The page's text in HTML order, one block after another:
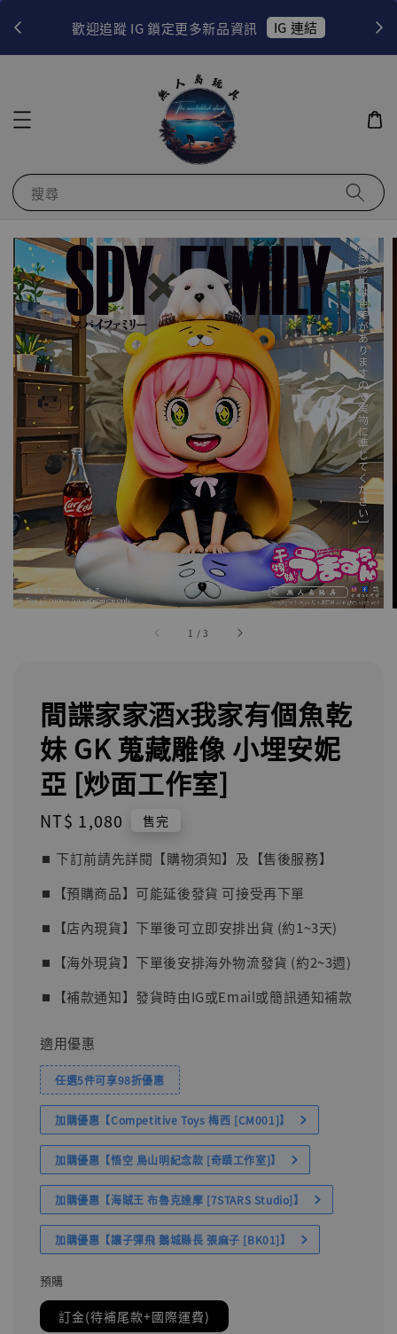
歡迎追蹤 IG 鎖定更多新品資訊 IG 連結
搜尋
1 /3
間諜家家酒x我家有個魚乾
妹 GK 蒐藏雕像 小埋安妮
亞 [炒面工作室]
Regular
NT$ 1,080 售完
⏹︎ 下訂前請先詳閱【購物須知】及【售後服務】
⏹︎【預購商品】可能延後發貨 可接受再下單
⏹︎【店內現貨】下單後可立即安排出貨 (約1~3天)
⏹︎【海外現貨】下單後安排海外物流發貨 (約2~3週)
⏹︎【補款通知】發貨時由IG或Email或簡訊通知補款
適用優惠
任選5件可享98折優惠
加購優惠【Competitive Toys 梅西 [CM001]】
加購優惠【悟空 鳥山明紀念款 [奇蹟工作室]】
加購優惠【海賊王 布魯克達摩 [7STARS Studio]】
加購優惠【讓子彈飛 鵝城縣長 張麻子 [BK01]】
預購
訂金(待補尾款+國際運費)